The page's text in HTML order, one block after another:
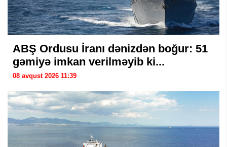
ABŞ Ordusu İranı dənizdən boğur: 51
gəmiyə imkan verilməyib ki...
08 avqust 2026 11:39